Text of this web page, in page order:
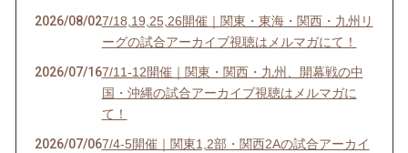
2026/08/027/18,19,25,26開催｜関東・東海・関西・九州リ
ーグの試合アーカイブ視聴はメルマガにて！
2026/07/167/11-12開催｜関東・関西・九州、開幕戦の中
国・沖縄の試合アーカイブ視聴はメルマガに
て！
2026/07/067/4-5開催｜関東1,2部・関西2Aの試合アーカイ